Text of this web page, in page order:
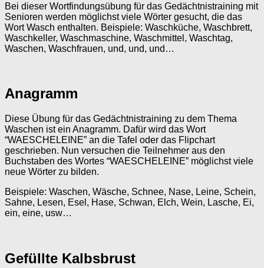
Bei dieser Wortfindungsübung für das Gedächtnistraining mit
Senioren werden möglichst viele Wörter gesucht, die das
Wort Wasch enthalten. Beispiele: Waschküche, Waschbrett,
Waschkeller, Waschmaschine, Waschmittel, Waschtag,
Waschen, Waschfrauen, und, und, und…
Anagramm
Diese Übung für das Gedächtnistraining zu dem Thema
Waschen ist ein Anagramm. Dafür wird das Wort
“WAESCHELEINE” an die Tafel oder das Flipchart
geschrieben. Nun versuchen die Teilnehmer aus den
Buchstaben des Wortes “WAESCHELEINE” möglichst viele
neue Wörter zu bilden.
Beispiele: Waschen, Wäsche, Schnee, Nase, Leine, Schein,
Sahne, Lesen, Esel, Hase, Schwan, Elch, Wein, Lasche, Ei,
ein, eine, usw…
Gefüllte Kalbsbrust